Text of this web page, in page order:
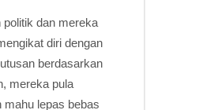
dan mereka
diri dengan
berdasarkan
mereka pula
lepas bebas